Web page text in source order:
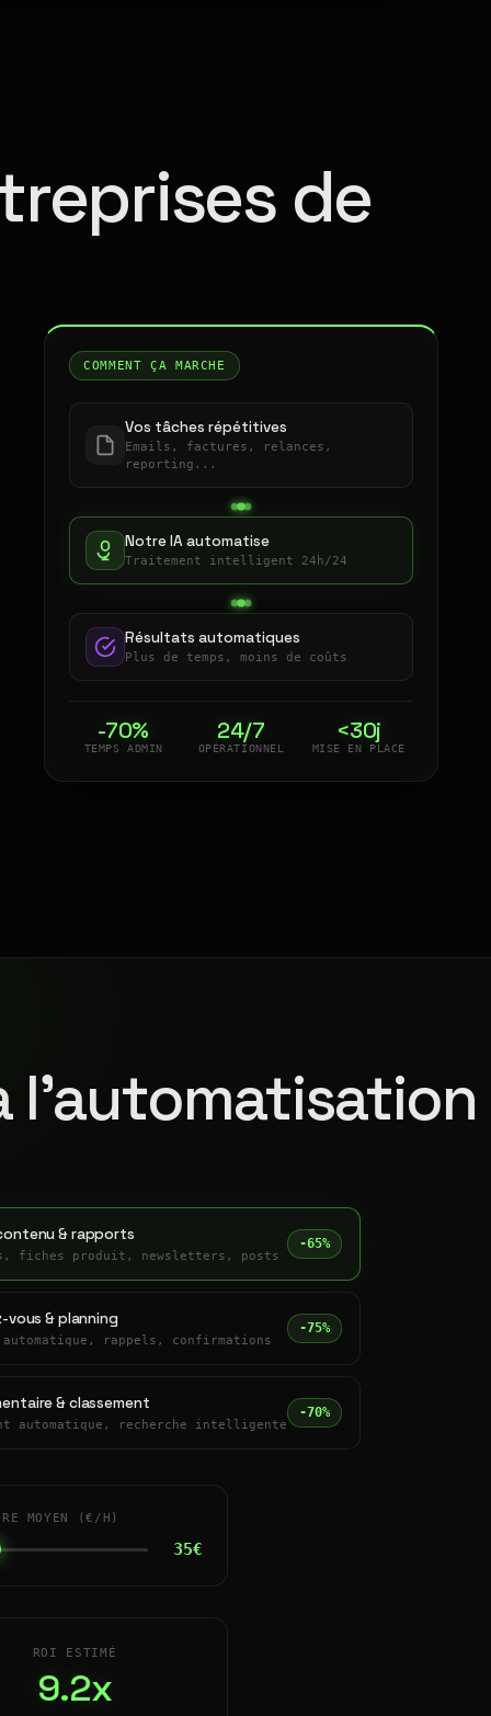
de
COMMENT ÇA MARCHE
Vos tâches répétitives
Emails, factures, relances,
reporting...
Notre IA automatise
Traitement intelligent 24h/24
Résultats automatiques
Plus de temps, moins de coûts
-70%
TEMPS ADMIN
24/7
OPÉRATIONNEL
<30j
MISE EN PLACE
l'automatisation
& rapports
fiches produit, newsletters, posts
-65%
vous & planning
rappels, confirmations
-75%
& classement
automatique, recherche intelligente
-70%
MOYEN (€/H)
35€
ROI ESTIMÉ
9.2x